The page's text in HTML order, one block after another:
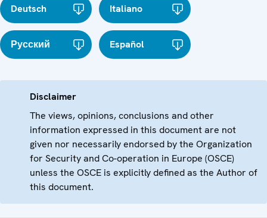
Deutsch Italiano
Русский Español
Disclaimer
The views, opinions, conclusions and other
information expressed in this document are not
given nor necessarily endorsed by the Organization
for Security and Co-operation in Europe (OSCE)
unless the OSCE is explicitly defined as the Author of
this document.